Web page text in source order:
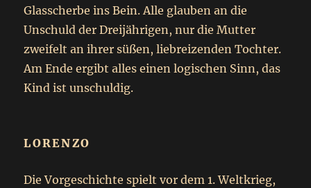
Glasscherbe ins Bein. Alle glauben an die
Unschuld der Dreijährigen, nur die Mutter
zweifelt an ihrer süßen, liebreizenden Tochter.
Am Ende ergibt alles einen logischen Sinn, das
Kind ist unschuldig.
LORENZO
Die Vorgeschichte spielt vor dem 1. Weltkrieg,